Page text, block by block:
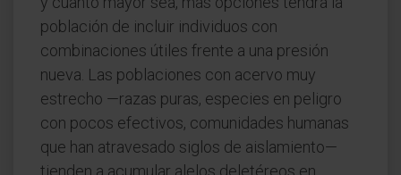
población de incluir individuos con
combinaciones útiles frente a una presión
nueva. Las poblaciones con acervo muy
estrecho —razas puras, especies en peligro
con pocos efectivos, comunidades humanas
que han atravesado siglos de aislamiento—
tienden a acumular alelos deletéreos en